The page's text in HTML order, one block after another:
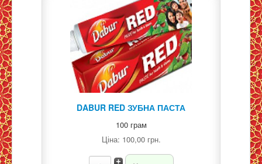
DABUR RED ЗУБНА ПАСТА
100 грам
Ціна: 100,00 грн.